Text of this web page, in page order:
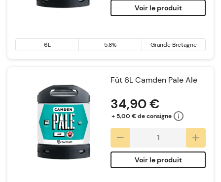
Voir le produit
6L 5.8% Grande Bretagne
Fût 6L Camden Pale Ale
34,90 €
+ 5,00 € de consigne
Voir le produit